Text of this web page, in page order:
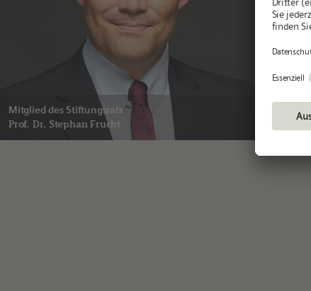
Mitglied des Stiftungsrats
Prof. Dr. Stephan Frucht